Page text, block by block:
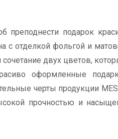
подарок
с отделкой фольгой и
двух цветов,
оформленные
черты продукции
прочностью и